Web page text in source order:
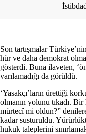
Son tartışmalar
hür ve daha demokrat
gösterdi. Buna ilaveten,
varılamadığı da görüldü.
‘Yasakçı’ların ürettiği
olmanın yolunu tıkadı.
mürtecî mi oldun?”
kadar susturuldu.
hukuk taleplerini